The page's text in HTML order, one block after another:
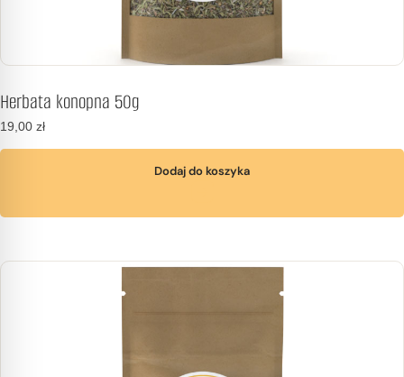
Herbata konopna 50g
19,00 zł
Dodaj do koszyka